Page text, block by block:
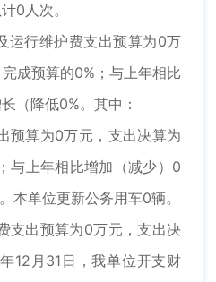
0人次。
行维护费支出预算为0万
成预算的0%；与上年相比
（降低0%。其中：
算为0万元，支出决算为
与上年相比增加（减少）0
本单位更新公务用车0辆。
出预算为0万元，支出决
12月31日，我单位开支财